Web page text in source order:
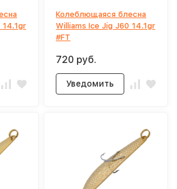
14.1gr
Колеблющаяся блесна
Williams Ice Jig J60 14.1gr
#FT
720 руб.
Уведомить